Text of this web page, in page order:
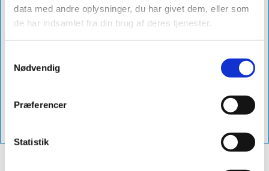
data med andre oplysninger, du har givet dem, eller som
de har indsamlet fra din brug af deres tjenester.
Nødvendig
Præferencer
Statistik
Levering
1-3 dage
Produktnavn
sabetoflex stål inddækning ø160 10-
32° blank
Varenummer